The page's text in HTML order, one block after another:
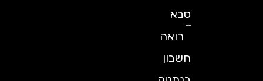
רואה
חשבון